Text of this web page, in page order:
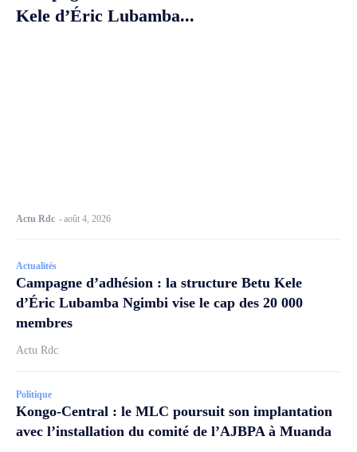
Kele d’Éric Lubamba...
Actu Rdc -août 4, 2026
Actualités
Campagne d’adhésion : la structure Betu Kele
d’Éric Lubamba Ngimbi vise le cap des 20 000
membres
Actu Rdc
Politique
Kongo-Central : le MLC poursuit son implantation
avec l’installation du comité de l’AJBPA à Muanda